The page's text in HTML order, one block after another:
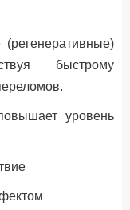
(регенеративные)
быстрому
уровень